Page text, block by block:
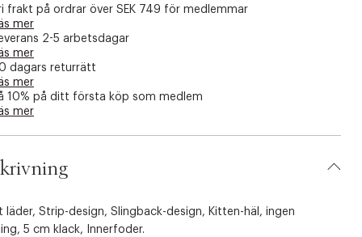
frakt på ordrar över SEK 749 för medlemmar
mer
2-5 arbetsdagar
mer
dagars returrätt
mer
10% på ditt första köp som medlem
mer
läder, Strip-design, Slingback-design, Kitten-häl, ingen
5 cm klack, Innerfoder.